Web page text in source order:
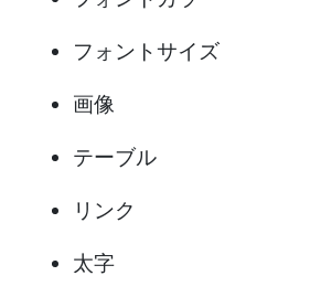
フォントサイズ
画像
テーブル
リンク
太字